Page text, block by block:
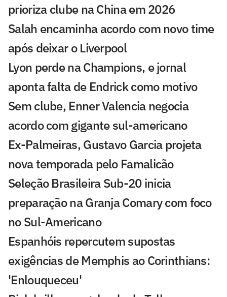
prioriza clube na China em 2026
Salah encaminha acordo com novo time
após deixar o Liverpool
Lyon perde na Champions, e jornal
aponta falta de Endrick como motivo
Sem clube, Enner Valencia negocia
acordo com gigante sul-americano
Ex-Palmeiras, Gustavo Garcia projeta
nova temporada pelo Famalicão
Seleção Brasileira Sub-20 inicia
preparação na Granja Comary com foco
no Sul-Americano
Espanhóis repercutem supostas
exigências de Memphis ao Corinthians:
'Enlouqueceu'